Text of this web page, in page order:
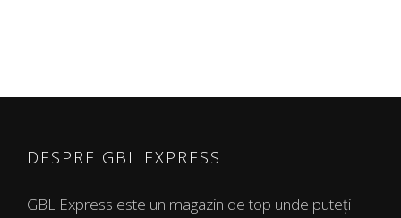
DESPRE GBL EXPRESS
GBL Express este un magazin de top unde puteți